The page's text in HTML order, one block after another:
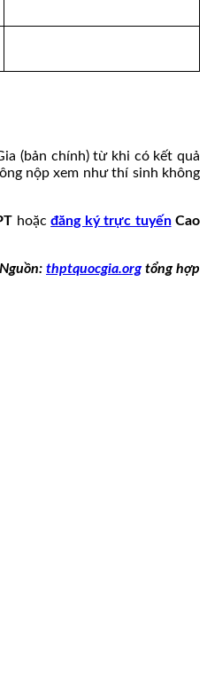
(bản chính) từ khi có kết quả
nộp xem như thí sinh không
hoặcđăng ký trực tuyếnCao
Nguồn: thptquocgia.orgtổng hợp